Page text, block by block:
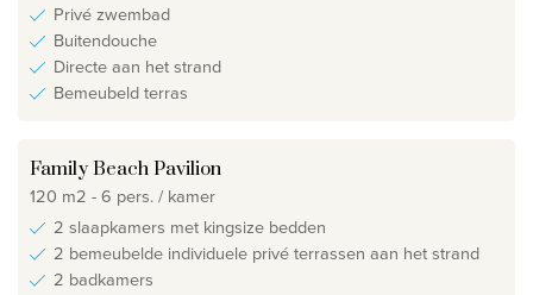
Privé zwembad
Buitendouche
Directe aan het strand
Bemeubeld terras
Family Beach Pavilion
120 m2 - 6 pers. / kamer
2 slaapkamers met kingsize bedden
2 bemeubelde individuele privé terrassen aan het strand
2 badkamers